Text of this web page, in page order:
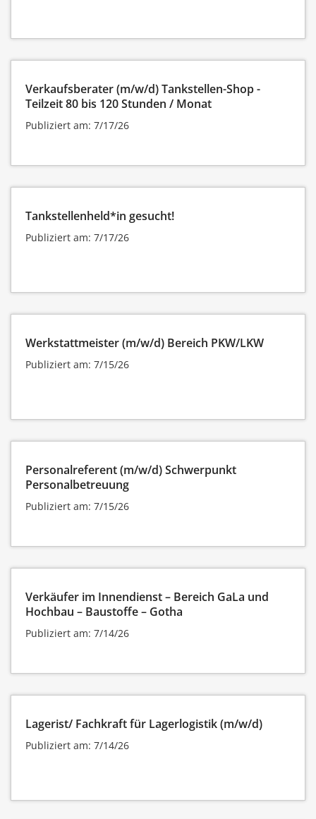
Verkaufsberater (m/w/d) Tankstellen-Shop -
Teilzeit 80 bis 120 Stunden / Monat
Publiziert am: 7/17/26
Tankstellenheld*in gesucht!
Publiziert am: 7/17/26
Werkstattmeister (m/w/d) Bereich PKW/LKW
Publiziert am: 7/15/26
Personalreferent (m/w/d) Schwerpunkt
Personalbetreuung
Publiziert am: 7/15/26
Verkäufer im Innendienst – Bereich GaLa und
Hochbau – Baustoffe – Gotha
Publiziert am: 7/14/26
Lagerist/ Fachkraft für Lagerlogistik (m/w/d)
Publiziert am: 7/14/26